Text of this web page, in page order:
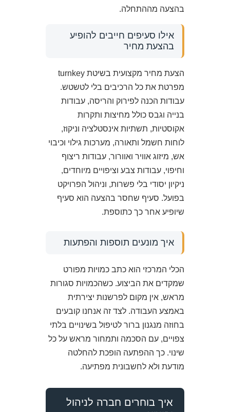
בהצעה מההתחלה.
אילו סעיפים חייבים להופיע
בהצעת מחיר
הצעת מחיר מקצועית בשיטת turnkey
מפרטת את כל הרכיבים בלי לטשטש.
עבודות הכנה לפירוק והריסה, עבודות
בנייה וגבס כולל מחיצות ותקרות
אקוסטיות, תשתיות אינסטלציה וניקוז,
לוחות חשמל ותאורה, מערכות גילוי וכיבוי
אש, מיזוג אוויר ואוורור, עבודות ריצוף
וחיפוי, עבודות צבע וציפויים מיוחדים,
ניקיון יסודי בלי פשרות, וניהול הפרויקט
בפועל. סעיף שחסר בהצעה הוא סעיף
שיופיע אחר כך כתוספת.
איך מונעים תוספות והפתעות
הכלי המרכזי הוא כתב כמויות מפורט
שמקדים את הביצוע. כשהכמויות סגורות
מראש, אין מקום לפרשנות יצירתית
באמצע העבודה. לצד זה אנחנו קובעים
בחוזה מנגנון ברור לטיפול בשינויים בלתי
צפויים, עם הסכמה ותמחור מראש על כל
שינוי. כך ההפתעה הופכת להחלטה
מודעת ולא לחשבונית מפתיעה.
איך בוחרים חברה לניהול